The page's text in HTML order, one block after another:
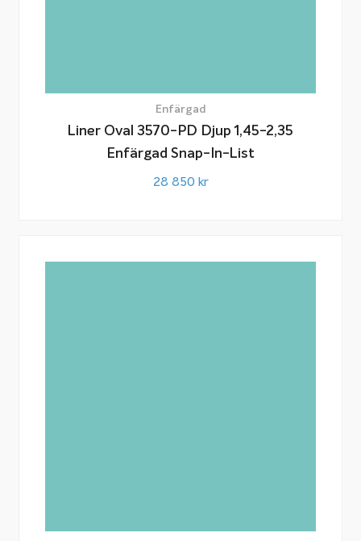
Enfärgad
Liner Oval 3570-PD Djup 1,45-2,35
Enfärgad Snap-In-List
28 850 kr